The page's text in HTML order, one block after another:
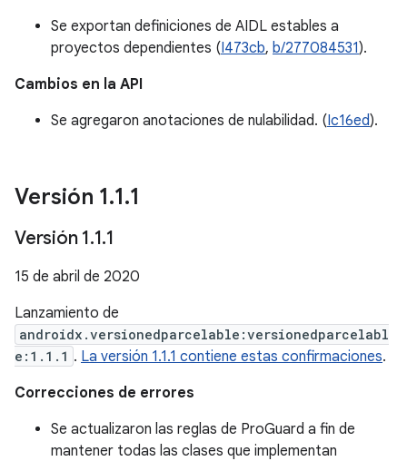
Se exportan definiciones de AIDL estables a
proyectos dependientes (I473cb, b/277084531).
Cambios en la API
Se agregaron anotaciones de nulabilidad. (Ic16ed).
Versión 1.1.1
Versión 1.1.1
15 de abril de 2020
Lanzamiento de
androidx.versionedparcelable:versionedparcelabl
e:1.1.1 . La versión 1.1.1 contiene estas confirmaciones.
Correcciones de errores
Se actualizaron las reglas de ProGuard a fin de
mantener todas las clases que implementan